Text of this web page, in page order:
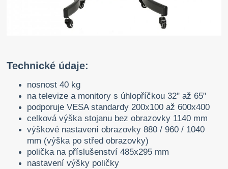
Technické údaje:
nosnost 40 kg
na televize a monitory s úhlopříčkou 32" až 65"
podporuje VESA standardy 200x100 až 600x400
celková výška stojanu bez obrazovky 1140 mm
výškové nastavení obrazovky 880 / 960 / 1040
mm (výška po střed obrazovky)
polička na příslušenství 485x295 mm
nastavení výšky poličky